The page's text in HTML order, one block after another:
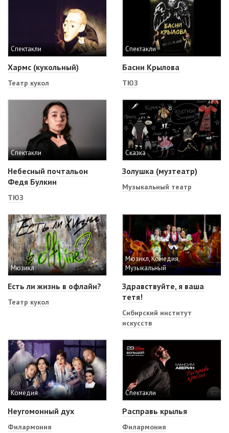
Спектакли
Хармс (кукольный)
Театр кукол
Спектакли
Басни Крылова
ТЮЗ
Спектакли
Небесный почтальон
Федя Булкин
ТЮЗ
Сказка
Золушка (музтеатр)
Музыкальный театр
Мюзикл
Есть ли жизнь в офлайн?
Театр кукол
Мюзикл, Комедия,
Музыкальный
Здравствуйте, я ваша
тетя!
Сибирский институт
искусств
Комедия
Неугомонный дух
Филармония
Спектакли
Расправь крылья
Филармония